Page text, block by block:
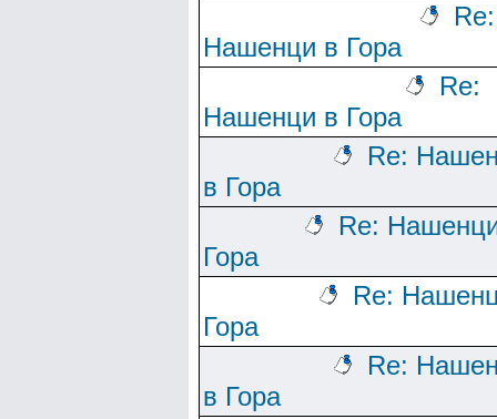
Re:
Нашенци в Гора
Re:
Нашенци в Гора
Re:
в Гора
Re:
Гора
Re:
Гора
Re:
в Гора